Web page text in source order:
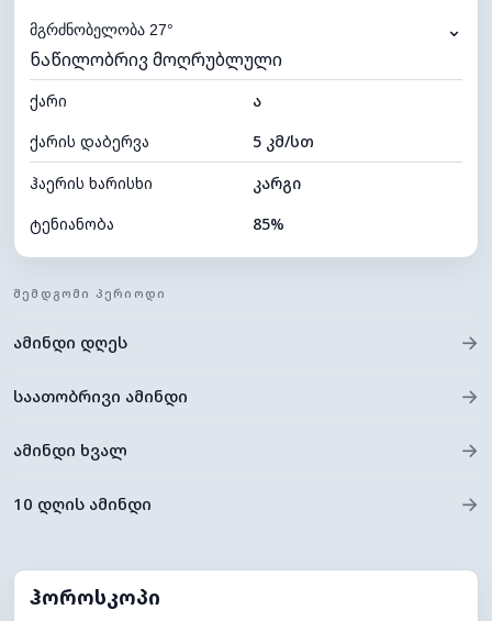
ნამის წერტილი
ხილვადობა
9 კმ
განათების ინდექსი 0 (ბნელი)
ღრუბლის სიმაღლე 6160 მ
მგრძნობელობა 27° ⌄
ნაწილობრივ მოღრუბლული
ქარი
ა
ქარის დაბერვა
5 კმ/სთ
ჰაერის ხარისხი
კარგი
ტენიანობა
85%
ღრუბლიანობა
ნამის წერტილი
ხილვადობა
ᲨᲔᲛᲓᲒᲝᲛᲘ ᲞᲔᲠᲘᲝᲓᲘ
ამინდი დღეს →
საათობრივი ამინდი →
ამინდი ხვალ →
10 დღის ამინდი →
ჰოროსკოპი